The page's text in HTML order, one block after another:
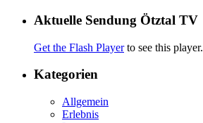
Aktuelle Sendung Ötztal TV
Get the Flash Playerto see this player.
Kategorien
Allgemein
Erlebnis